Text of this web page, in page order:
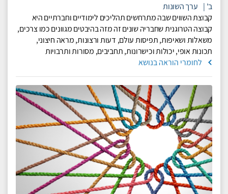
ב' | ערך השונות
קבוצת השווים שבה מתרחשים תהליכים לימודיים וחברתיים היא
קבוצה הטרוגנית שחבריה שונים זה מזה בהיבטים מגוונים כמו צרכים,
משאלות ושאיפות, תפיסות עולם, דעות ורצונות, מראה חיצוני,
תכונות אופי, יכולות וכישרונות, תחביבים, מסורות ותרבויות
לחומרי הוראה בנושא